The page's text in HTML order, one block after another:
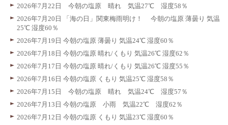
2026年7月22日 今朝の塩原 晴れ 気温27℃ 湿度58％
2026年7月20日 「海の日」関東梅雨明け！ 今朝の塩原 薄曇り 気温
25℃ 湿度60％
2026年7月19日 今朝の塩原 薄曇り 気温24℃ 湿度60％
2026年7月18日 今朝の塩原 晴れ/くもり 気温26℃ 湿度62％
2026年7月17日 今朝の塩原 晴れ/くもり 気温26℃ 湿度55％
2026年7月16日 今朝の塩原 くもり 気温25℃ 湿度58％
2026年7月15日 今朝の塩原 晴れ 気温24℃ 湿度57％
2026年7月13日 今朝の塩原 小雨 気温22℃ 湿度62％
2026年7月12日 今朝の塩原 くもり 気温23℃ 湿度60％